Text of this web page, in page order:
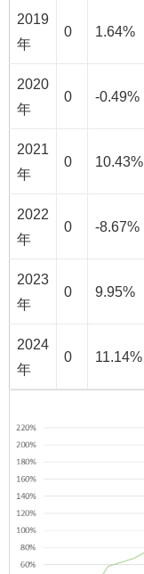
2019
年
0 1.64%
2020
年
0 -0.49%
2021
年
0 10.43%
2022
年
0 -8.67%
2023
年
0 9.95%
2024
年
0 11.14%